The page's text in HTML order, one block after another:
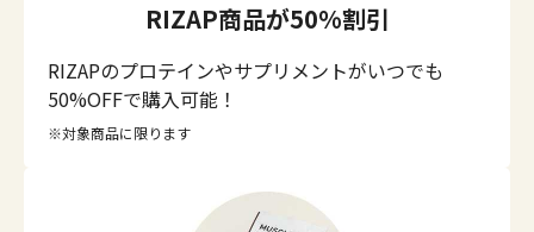
RIZAP商品が50%割引
RIZAPのプロテインやサプリメントがいつでも
50%OFFで購入可能！
対象商品に限ります